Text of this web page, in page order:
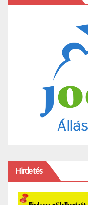
Hirdetés